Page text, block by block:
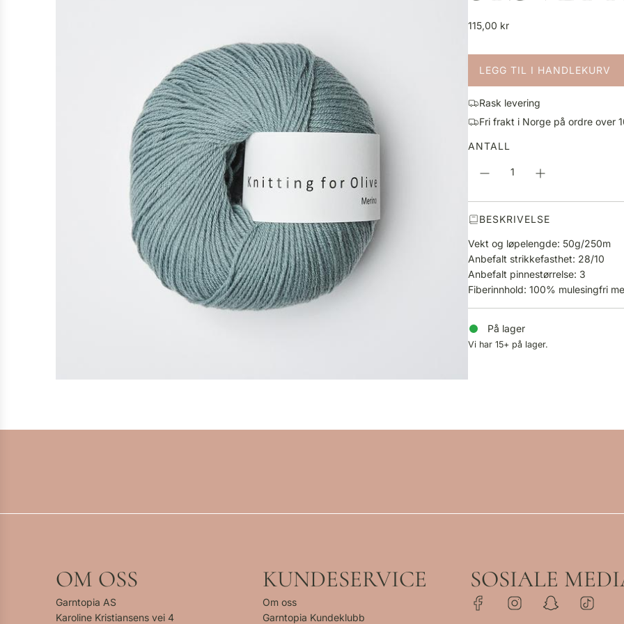
V
n
i
g
p
i
115,00 kr
LEGG TIL I HANDLEKURV
L
S
T
R
.
Rask levering
Fri frakt i Norge på ordre over
ANTALL
BESKRIVELSE
Vekt og løpelengde: 50g/250m
Anbefalt strikkefasthet: 28/10
Anbefalt pinnestørrelse: 3
Fiberinnhold: 100% mulesingfri
På lager
Vi har 15+ på lager.
OM OSS
Garntopia AS
Karoline Kristiansens vei 4
KUNDESERVICE
Om oss
Garntopia Kundeklubb
SOSIALE